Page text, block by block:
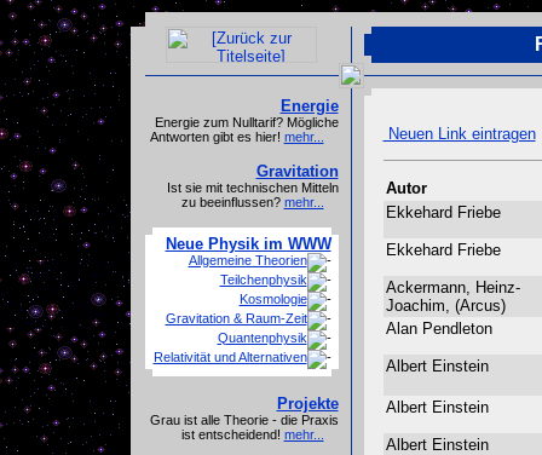
Energie
Energie zum Nulltarif? Mögliche
Antworten gibt es hier! mehr...
Gravitation
Ist sie mit technischen Mitteln
zu beeinflussen? mehr...
Neue Physik im WWW
Allgemeine Theorien
Teilchenphysik
Kosmologie
Gravitation & Raum-Zeit
Quantenphysik
Relativität und Alternativen
Projekte
Grau ist alle Theorie - die Praxis
ist entscheidend! mehr...
Neuen Link eintragen
Autor
Ekkehard Friebe
Ekkehard Friebe
Ackermann, Heinz-
Joachim, (Arcus)
Alan Pendleton
Albert Einstein
Albert Einstein
Albert Einstein